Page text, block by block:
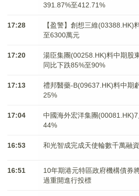
391.87%至412.71%
17:28
【盈警】創想三維(03388.HK)
至6300萬元
17:20
湯臣集團(00258.HK)料中期股
同比下跌85%至90%
17:13
禮邦醫藥-B(09637.HK)料中期
25%
17:04
中國海外宏洋集團
44%
16:53 和光智成完成天使輪數千萬融資
16:51
10年期港元特區政府機構債券
過重開進行投標